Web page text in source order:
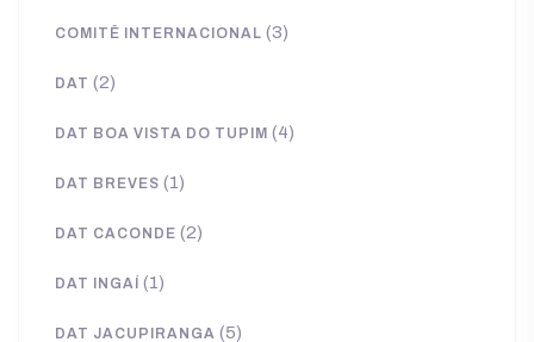
COMITÊ INTERNACIONAL (3)
DAT (2)
DAT BOA VISTA DO TUPIM (4)
DAT BREVES (1)
DAT CACONDE (2)
DAT INGAÍ (1)
DAT JACUPIRANGA (5)